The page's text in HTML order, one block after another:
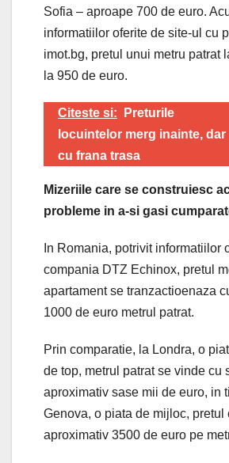
Sofia – aproape 700 de euro.
informatiilor oferite de site-ul cu
imot.bg, pretul unui metru patrat
la 950 de euro.
Citeste si:
Preturile
locuintelor merg inainte, dar
cu frana trasa
Mizeriile care se construiesc
probleme in a-si gasi
In Romania, potrivit informatiilor
compania DTZ Echinox, pretul
apartament se tranzactioenaza
1000 de euro metrul patrat.
Prin comparatie, la Londra, o
de top, metrul patrat se vinde cu
aproximativ sase mii de euro, in
Genova, o piata de mijloc, pretul
aproximativ 3500 de euro pe